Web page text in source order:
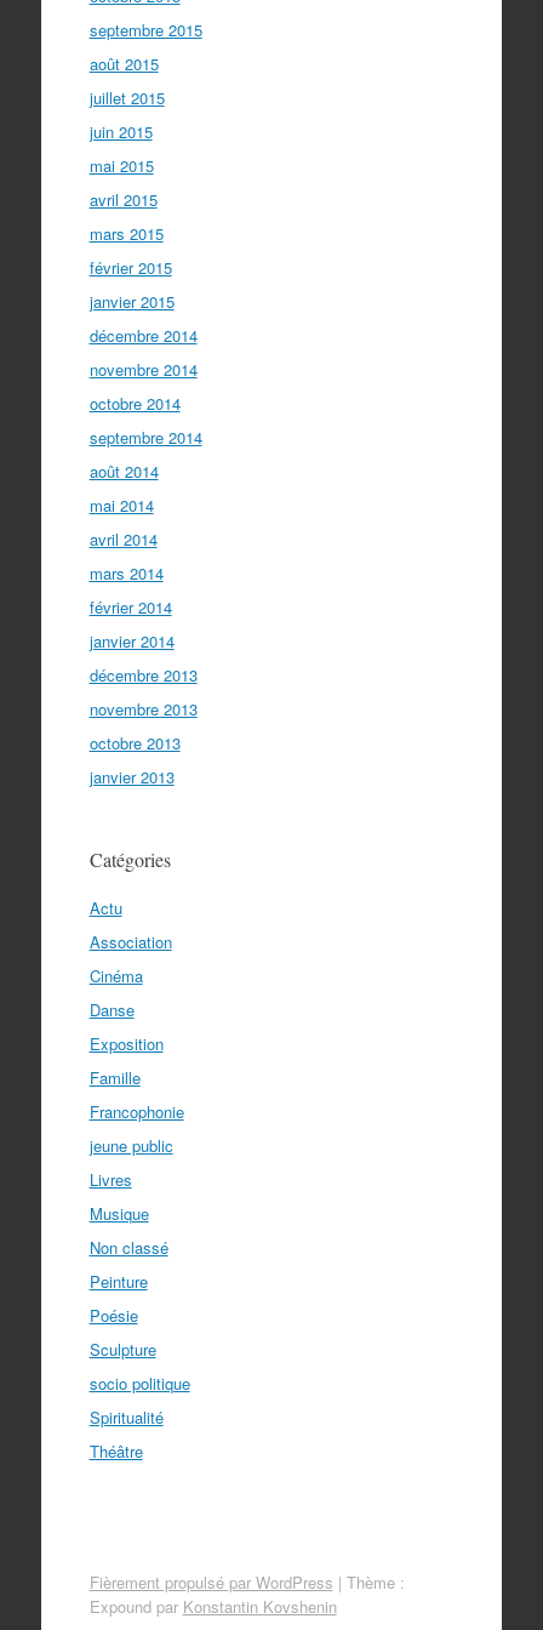
septembre 2015
août 2015
juillet 2015
juin 2015
mai 2015
avril 2015
mars 2015
février 2015
janvier 2015
décembre 2014
novembre 2014
octobre 2014
septembre 2014
août 2014
mai 2014
avril 2014
mars 2014
février 2014
janvier 2014
décembre 2013
novembre 2013
octobre 2013
janvier 2013
Catégories
Actu
Association
Cinéma
Danse
Exposition
Famille
Francophonie
jeune public
Livres
Musique
Non classé
Peinture
Poésie
Sculpture
socio politique
Spiritualité
Théâtre
Fièrement propulsé par WordPress | Thème :
Expound par Konstantin Kovshenin